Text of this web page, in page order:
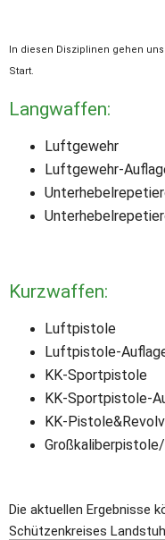
In diesen Disziplinen gehen
Start.
Langwaffen:
Kurzwaffen:
KK-
KK-
KK-
Schützenkreises